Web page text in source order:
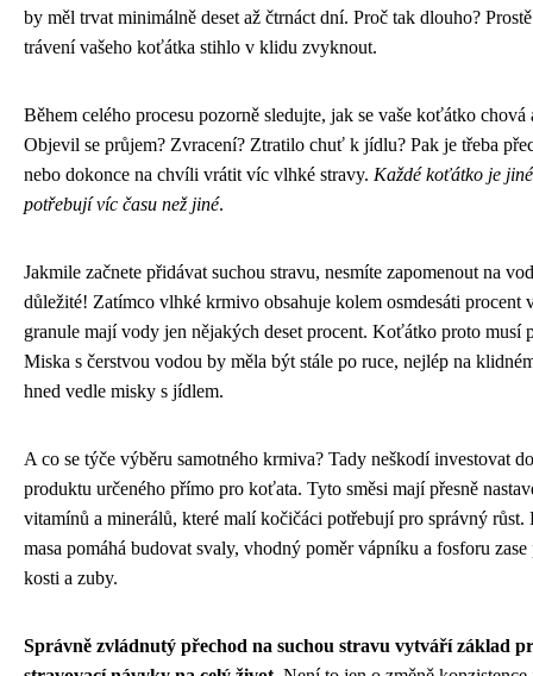
by měl trvat minimálně deset až čtrnáct dní. Proč tak dlouho?
trávení vašeho koťátka stihlo v klidu zvyknout.
Během celého procesu pozorně sledujte, jak se vaše koťátko chová
Objevil se průjem? Zvracení? Ztratilo chuť k jídlu? Pak je třeba
nebo dokonce na chvíli vrátit víc vlhké stravy. Každé koťátko je
potřebují víc času než jiné.
Jakmile začnete přidávat suchou stravu, nesmíte zapomenout na
důležité! Zatímco vlhké krmivo obsahuje kolem osmdesáti procent
granule mají vody jen nějakých deset procent. Koťátko proto musí
Miska s čerstvou vodou by měla být stále po ruce, nejlép na
hned vedle misky s jídlem.
A co se týče výběru samotného krmiva? Tady neškodí investovat
produktu určeného přímo pro koťata. Tyto směsi mají přesně
vitamínů a minerálů, které malí kočičáci potřebují pro správný
masa pomáhá budovat svaly, vhodný poměr vápníku a fosforu
kosti a zuby.
Správně zvládnutý přechod na suchou stravu vytváří základ